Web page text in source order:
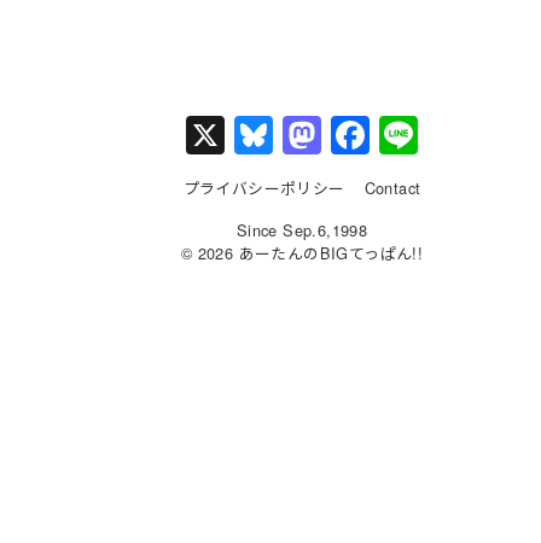
X Bl
u
e
s
M
a
st
o
F
a
c
e
プライバシーポリシー
Contact
Since Sep.6,1998
© 2026 あーたんのBIGてっぱん!!